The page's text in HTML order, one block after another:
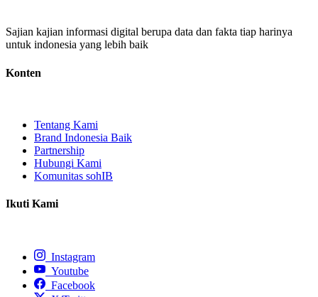
Sajian kajian informasi digital berupa data dan fakta tiap harinya
untuk indonesia yang lebih baik
Konten
Tentang Kami
Brand Indonesia Baik
Partnership
Hubungi Kami
Komunitas sohIB
Ikuti Kami
Instagram
Youtube
Facebook